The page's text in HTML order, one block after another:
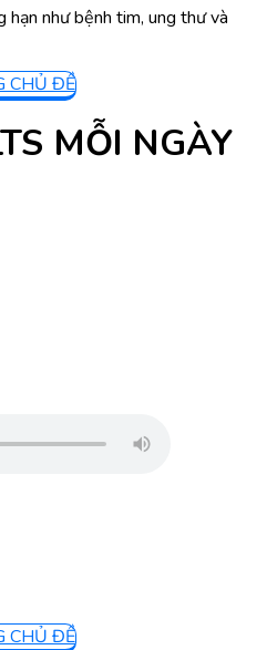
hạn như bệnh tim, ung thư và
CHỦ ĐỀ
MỖI NGÀY
CHỦ ĐỀ